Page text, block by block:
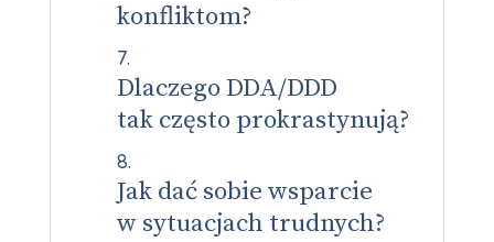
konfliktom?
Dlaczego DDA/DDD
tak często prokrastynują?
Jak dać sobie wsparcie
w sytuacjach trudnych?